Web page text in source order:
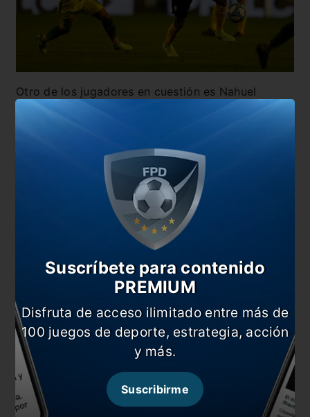
Otro de los jugadores en cuestión es Nahuel
Molina. La dirigencia de Boca le envió una nueva
vínculo que se le vence en junio de este año.
También te puede interesar
Suscríbete para contenido
PREMIUM
Disfruta de acceso ilimitado entre más de
100 juegos de deporte, estrategia, acción
y más.
Suscribirme